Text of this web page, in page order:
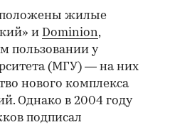
жилые
и Dominion,
пользовании у
(МГУ) — на них
нового комплекса
Однако в 2004 году
подписал